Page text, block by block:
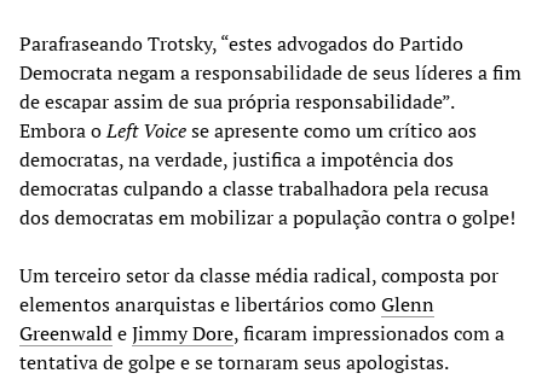
Parafraseando Trotsky, “estes advogados do Partido
Democrata negam a responsabilidade de seus líderes a fim
de escapar assim de sua própria responsabilidade”.
Embora oLeft Voicese apresente como um crítico aos
democratas, na verdade, justifica a impotência dos
democratas culpando a classe trabalhadora pela recusa
dos democratas em mobilizar a população contra o golpe!
Um terceiro setor da classe média radical, composta por
elementos anarquistas e libertários comoGlenn
GreenwaldeJimmy Dore, ficaram impressionados com a
tentativa de golpe e se tornaram seus apologistas.